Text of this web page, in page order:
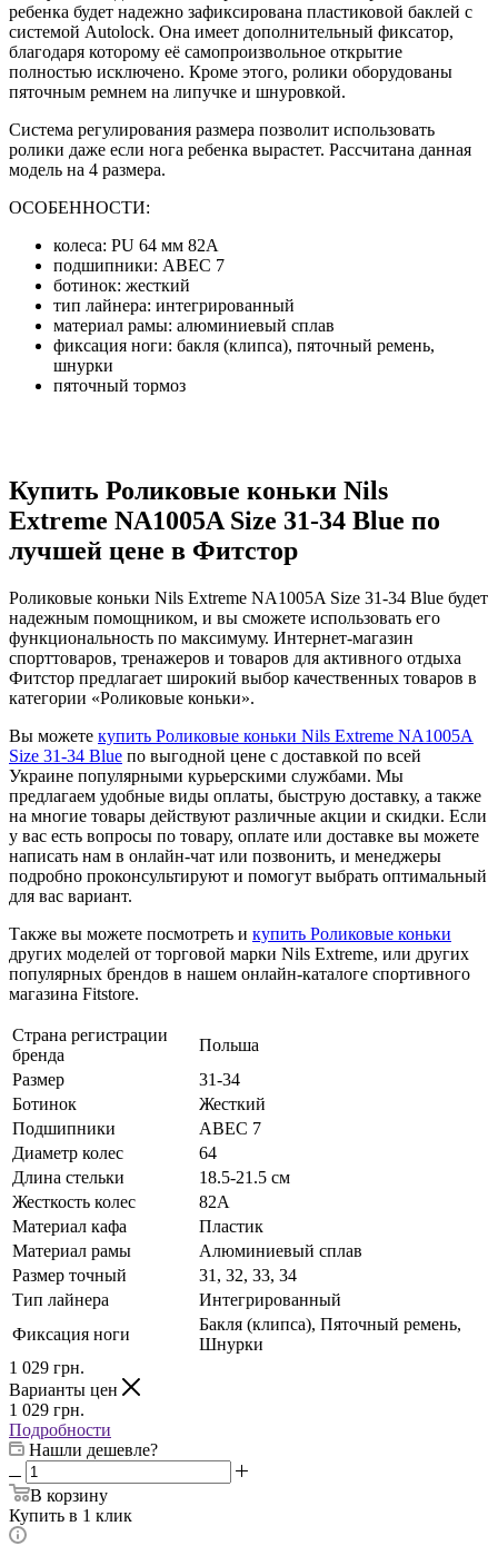
ребенка будет надежно зафиксирована пластиковой баклей с
системой Autolock. Она имеет дополнительный фиксатор,
благодаря которому её самопроизвольное открытие
полностью исключено. Кроме этого, ролики оборудованы
пяточным ремнем на липучке и шнуровкой.
Система регулирования размера позволит использовать
ролики даже если нога ребенка вырастет. Рассчитана данная
модель на 4 размера.
ОСОБЕННОСТИ:
колеса: PU 64 мм 82A
подшипники: ABEC 7
ботинок: жесткий
тип лайнера: интегрированный
материал рамы: алюминиевый сплав
фиксация ноги: бакля (клипса), пяточный ремень,
шнурки
пяточный тормоз
Купить Роликовые коньки Nils
Extreme NA1005A Size 31-34 Blue по
лучшей цене в Фитстор
Роликовые коньки Nils Extreme NA1005A Size 31-34 Blue будет
надежным помощником, и вы сможете использовать его
функциональность по максимуму. Интернет-магазин
спорттоваров, тренажеров и товаров для активного отдыха
Фитстор предлагает широкий выбор качественных товаров в
категории «Роликовые коньки».
Вы можете купить Роликовые коньки Nils Extreme NA1005A
Size 31-34 Blue по выгодной цене с доставкой по всей
Украине популярными курьерскими службами. Мы
предлагаем удобные виды оплаты, быструю доставку, а также
на многие товары действуют различные акции и скидки. Если
у вас есть вопросы по товару, оплате или доставке вы можете
написать нам в онлайн-чат или позвонить, и менеджеры
подробно проконсультируют и помогут выбрать оптимальный
для вас вариант.
Также вы можете посмотреть и купить Роликовые коньки
других моделей от торговой марки Nils Extreme, или других
популярных брендов в нашем онлайн-каталоге спортивного
магазина Fitstore.
Страна регистрации
бренда
Польша
Размер
31-34
Ботинок
Жесткий
Подшипники
ABEC 7
Диаметр колес
64
Длина стельки
18.5-21.5 см
Жесткость колес
82А
Материал кафа
Пластик
Материал рамы
Алюминиевый сплав
Размер точный
31, 32, 33, 34
Тип лайнера
Интегрированный
Фиксация ноги
Бакля (клипса), Пяточный ремень,
Шнурки
1 029 грн.
Варианты цен
1 029 грн.
Подробности
Нашли дешевле?
В корзину
Купить в 1 клик